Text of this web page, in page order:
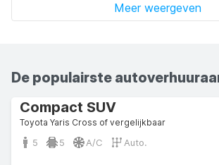
Meer weergeven
De populairste
Compact SUV
Toyota Yaris Cross of vergelijkbaar
5 5 A/C Auto.